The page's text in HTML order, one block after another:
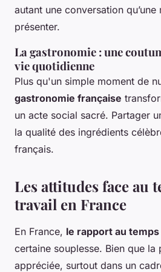
autant une conversation qu’une
présenter.
La gastronomie : une
vie quotidienne
Plus qu'un simple moment de
gastronomie française
un acte social sacré. Partager
la qualité des ingrédients
français.
Les attitudes face au
travail en France
En France, le rapport au temps
certaine souplesse. Bien que la
appréciée, surtout dans un